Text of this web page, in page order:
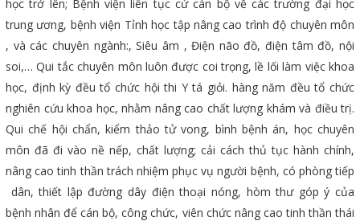
học trở lên; Bệnh viện liên tục cử cán bộ về các trường đại học
trung ương, bệnh viện Tỉnh học tập nâng cao trình độ chuyên môn
, và các chuyên ngành:, Siêu âm , Điện não đồ, điện tâm đồ, nội
soi,… Qui tắc chuyên môn luôn được coi trọng, lề lối làm việc khoa
học, định kỳ đều tổ chức hội thi Y tá giỏi. hàng năm đều tổ chức
nghiên cứu khoa học, nhằm nâng cao chất lượng khám và điều trị.
Qui chế hội chẩn, kiểm thảo tử vong, bình bệnh án, học chuyên
môn đã đi vào nề nếp, chất lượng; cải cách thủ tục hành chính,
nâng cao tinh thần trách nhiệm phục vụ người bệnh, có phòng tiếp
dân, thiết lập đường dây điện thoại nóng, hòm thư góp ý của
bệnh nhân để cán bộ, công chức, viên chức nâng cao tinh thần thái